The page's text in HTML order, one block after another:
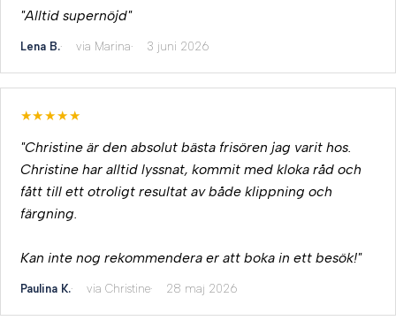
"Alltid supernöjd"
Lena B. via Marina 3 juni 2026
★★★★★
"Christine är den absolut bästa frisören jag varit hos.
Christine har alltid lyssnat, kommit med kloka råd och
fått till ett otroligt resultat av både klippning och
färgning.
Kan inte nog rekommendera er att boka in ett besök!"
Paulina K. via Christine 28 maj 2026